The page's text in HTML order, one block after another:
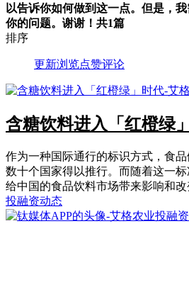
以告诉你如何做到这一点。但是，
你的问题。谢谢！ 共1篇
排序
更新浏览点赞评论
含糖饮料进入「红橙绿
作为一种国际通行的标识方式，食
数十个国家得以推行。而随着这一
给中国的食品饮料市场带来影响和改
投融资动态